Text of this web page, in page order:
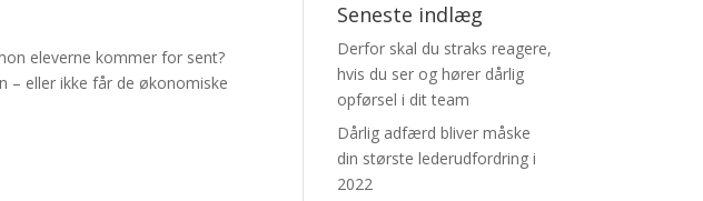
eleverne kommer for sent?
– eller ikke får de økonomiske
Seneste indlæg
Derfor skal du straks reagere,
hvis du ser og hører dårlig
opførsel i dit team
Dårlig adfærd bliver måske
din største lederudfordring i
2022